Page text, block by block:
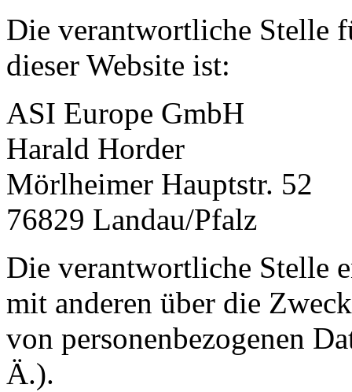
Die verantwortliche Stelle
dieser Website ist:
ASI Europe GmbH
Harald Horder
Mörlheimer Hauptstr. 52
76829 Landau/Pfalz
Die verantwortliche Stelle
mit anderen über die
von personenbezogenen
Ä.).